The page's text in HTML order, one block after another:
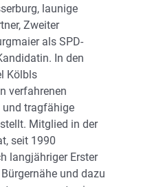
launige
Zweiter
als SPD-
In den
Kölbls
verfahrenen
tragfähige
Mitglied in der
seit 1990
langjähriger Erster
und dazu